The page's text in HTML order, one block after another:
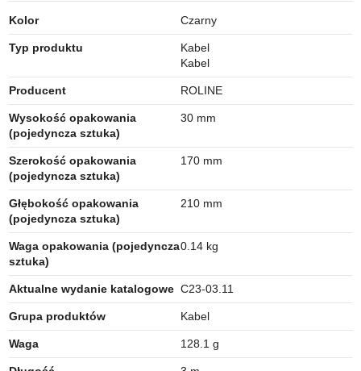
Kolor Czarny
Typ produktu
Kabel
Kabel
Producent ROLINE
Wysokość opakowania
(pojedyncza sztuka)
30 mm
Szerokość opakowania
(pojedyncza sztuka)
170 mm
Głębokość opakowania
(pojedyncza sztuka)
210 mm
Waga opakowania (pojedyncza
sztuka)
0.14 kg
Aktualne wydanie katalogowe C23-03.11
Grupa produktów Kabel
Waga 128.1 g